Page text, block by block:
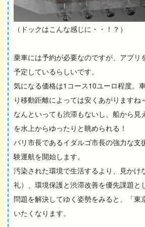
（ドックはこんな感じに・・！？）
乗車には予約が必要なのですが、アプリ
予定しているらしいです。
気になる価格は1コース10ユーロ程度。
り移動距離によっては安くあがりますね
なんといっても渋滞もないし、船から見
を水上からゆったりと眺められる！
パリ市長であるイダルゴ市長の強力な支
験運航を開始します。
汚染された環境で生活するより、見かけ
礼）、環境保護と渋滞改善を優先課題と
問題を解決してゆく姿勢をみると、「東
いたくなります。